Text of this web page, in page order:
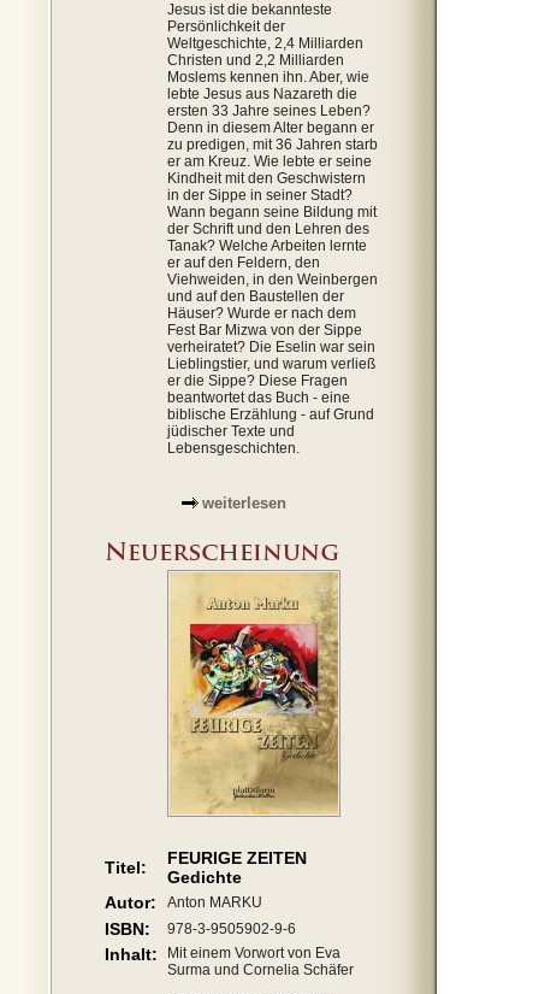
Jesus ist die bekannteste
Persönlichkeit der
Weltgeschichte, 2,4 Milliarden
Christen und 2,2 Milliarden
Moslems kennen ihn. Aber, wie
lebte Jesus aus Nazareth die
ersten 33 Jahre seines Leben?
Denn in diesem Alter begann er
zu predigen, mit 36 Jahren starb
er am Kreuz. Wie lebte er seine
Kindheit mit den Geschwistern
in der Sippe in seiner Stadt?
Wann begann seine Bildung mit
der Schrift und den Lehren des
Tanak? Welche Arbeiten lernte
er auf den Feldern, den
Viehweiden, in den Weinbergen
und auf den Baustellen der
Häuser? Wurde er nach dem
Fest Bar Mizwa von der Sippe
verheiratet? Die Eselin war sein
Lieblingstier, und warum verließ
er die Sippe? Diese Fragen
beantwortet das Buch - eine
biblische Erzählung - auf Grund
jüdischer Texte und
Lebensgeschichten.
weiterlesen
Titel:
FEURIGE ZEITEN
Gedichte
Autor:
Anton MARKU
ISBN: 978-3-9505902-9-6
Inhalt:
Mit einem Vorwort von Eva
Surma und Cornelia Schäfer